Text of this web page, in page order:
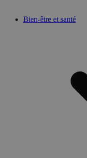
Bien-être et santé